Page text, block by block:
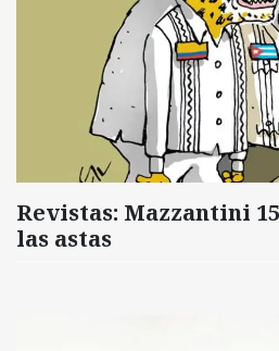
Revistas: Mazzantini
las astas